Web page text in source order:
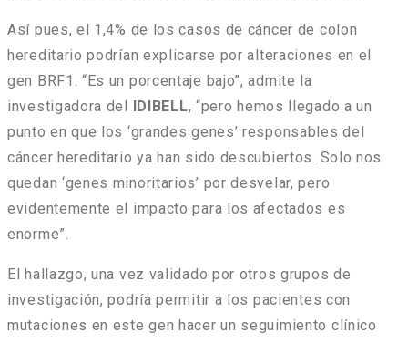
Así pues, el 1,4% de los casos de cáncer de colon
hereditario podrían explicarse por alteraciones en el
gen BRF1. “Es un porcentaje bajo”, admite la
investigadora del
IDIBELL, “pero hemos llegado a un
punto en que los ‘grandes genes’ responsables del
cáncer hereditario ya han sido descubiertos. Solo nos
quedan ‘genes minoritarios’ por desvelar, pero
evidentemente el impacto para los afectados es
enorme”.
El hallazgo, una vez validado por otros grupos de
investigación, podría permitir a los pacientes con
mutaciones en este gen hacer un seguimiento clínico